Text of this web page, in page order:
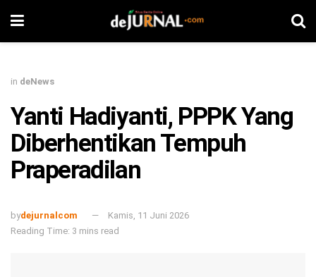
in deNews
Yanti Hadiyanti, PPPK Yang
Diberhentikan Tempuh
Praperadilan
bydejurnalcom
Kamis, 11 Juni 2026
Reading Time: 3 mins read